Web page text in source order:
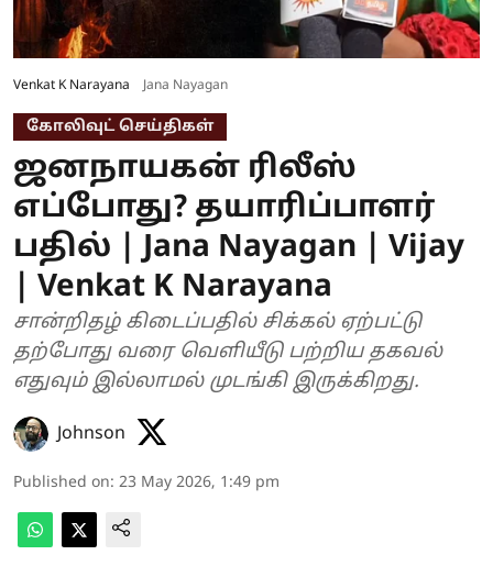
Venkat K Narayana Jana Nayagan
கோலிவுட் செய்திகள்
ஜனநாயகன் ரிலீஸ்
எப்போது? தயாரிப்பாளர்
பதில் | Jana Nayagan | Vijay
| Venkat K Narayana
சான்றிதழ் கிடைப்பதில் சிக்கல் ஏற்பட்டு
தற்போது வரை வெளியீடு பற்றிய தகவல்
எதுவும் இல்லாமல் முடங்கி இருக்கிறது.
Johnson
Published on: 23 May 2026, 1:49 pm